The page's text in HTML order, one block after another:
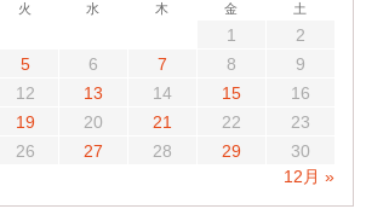
火 水 木 金 土
1
2
5 6 7 8
9
12 13 14 15
16
19 20 21 22
23
26 27 28 29
30
12月 »